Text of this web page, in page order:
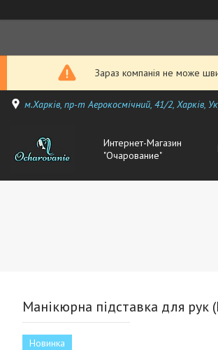
Зараз компанія не може
м.Харків, пр-т Аерокосмічний, 41/2, Харків,
Интернет-Магазин
"Очарование"
Манікюрна підставка для рук
Новинка